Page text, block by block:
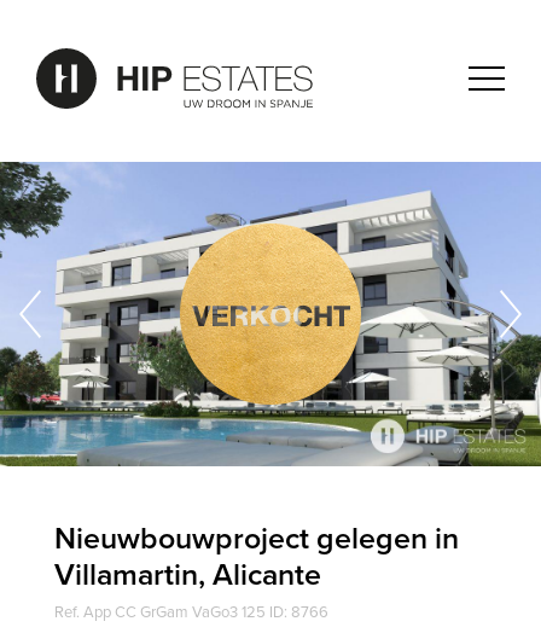
Nieuwbouwproject gelegen in
Villamartin, Alicante
Ref. App CC GrGam VaGo3 125 ID: 8766